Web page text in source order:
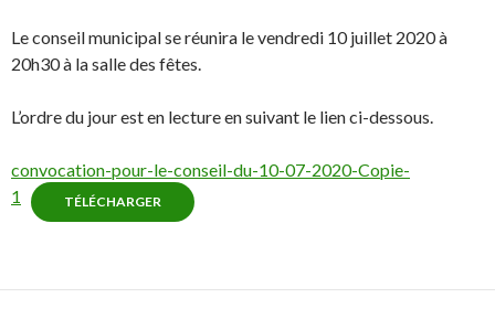
Le conseil municipal se réunira le vendredi 10 juillet 2020 à
20h30 à la salle des fêtes.
L’ordre du jour est en lecture en suivant le lien ci-dessous.
convocation-pour-le-conseil-du-10-07-2020-Copie-
1
TÉLÉCHARGER